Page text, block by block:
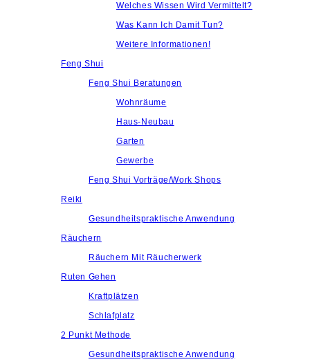
Welches Wissen Wird Vermittelt?
Was Kann Ich Damit Tun?
Weitere Informationen!
Feng Shui
Feng Shui Beratungen
Wohnräume
Haus-Neubau
Garten
Gewerbe
Feng Shui Vorträge/Work Shops
Reiki
Gesundheitspraktische Anwendung
Räuchern
Räuchern Mit Räucherwerk
Ruten Gehen
Kraftplätzen
Schlafplatz
2 Punkt Methode
Gesundheitspraktische Anwendung